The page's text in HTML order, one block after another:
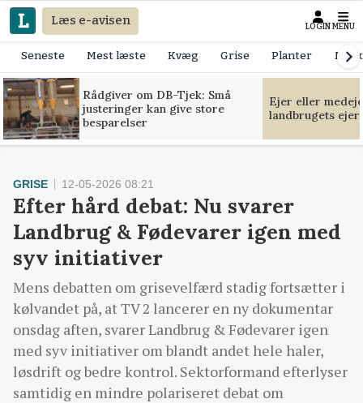
Læs e-avisen LOGIN MENU
Seneste Mest læste Kvæg Grise Planter
Rådgiver om DB-Tjek: Små
justeringer kan give store
besparelser
Ejer eller
landbrugets
GRISE 12-05-2026 08:21
Efter hård debat: Nu svarer
Landbrug & Fødevarer igen med
syv initiativer
Mens debatten om grisevelfærd stadig fortsætter i
kølvandet på, at TV 2 lancerer en ny dokumentar
onsdag aften, svarer Landbrug & Fødevarer igen
med syv initiativer om blandt andet hele haler,
løsdrift og bedre kontrol. Sektorformand efterlyser
samtidig en mindre polariseret debat om